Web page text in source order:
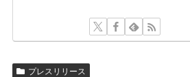
プレスリリース